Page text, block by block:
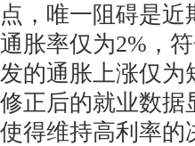
点，唯一阻碍是
通胀率仅为2%，
发的通胀上涨仅为
修正后的就业数据
使得维持高利率的